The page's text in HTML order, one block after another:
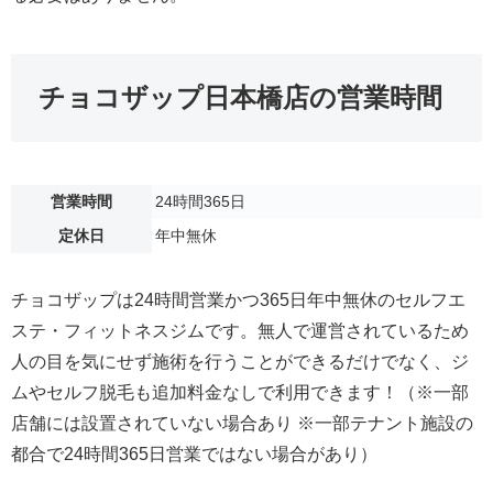
チョコザップ日本橋店の営業時間
営業時間
24時間365日
定休日
年中無休
チョコザップは24時間営業かつ365日年中無休のセルフエ
ステ・フィットネスジムです。無人で運営されているため
人の目を気にせず施術を行うことができるだけでなく、ジ
ムやセルフ脱毛も追加料金なしで利用できます！（※一部
店舗には設置されていない場合あり ※一部テナント施設の
都合で24時間365日営業ではない場合があり）